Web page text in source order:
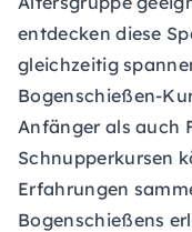
entdecken diese
gleichzeitig
Bogenschießen-
Anfänger als auch
Schnupperkursen
Erfahrungen
Bogenschießens